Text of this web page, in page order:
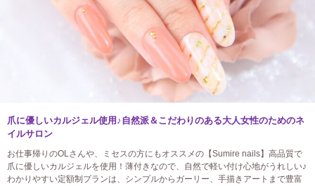
爪に優しいカルジェル使用♪自然派＆こだわりのある大人女性のためのネ
イルサロン
お仕事帰りのOLさんや、ミセスの方にもオススメの【Sumire nails】高品質で
爪に優しいカルジェルを使用！薄付きなので、自然で軽い付け心地がうれしい♪
わかりやすい定額制プランは、シンプルからガーリー、手描きアートまで豊富